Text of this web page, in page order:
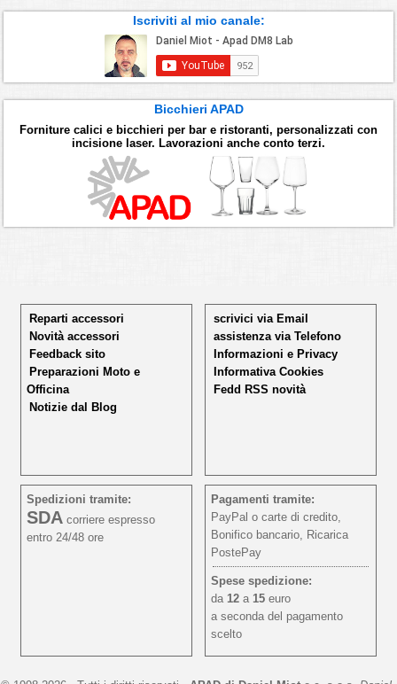
Iscriviti al mio canale:
Bicchieri APAD
Forniture calici e bicchieri per bar e ristoranti, personalizzati con
incisione laser. Lavorazioni anche conto terzi.
Reparti accessori
Novità accessori
Feedback sito
Preparazioni Moto e
Officina
Notizie dal Blog
scrivici via Email
assistenza via Telefono
Informazioni e Privacy
Informativa Cookies
Fedd RSS novità
Spedizioni tramite:
SDA corriere espresso
entro 24/48 ore
Pagamenti tramite:
PayPal o carte di credito,
Bonifico bancario, Ricarica
PostePay
Spese spedizione:
da 12 a 15 euro
a seconda del pagamento
scelto